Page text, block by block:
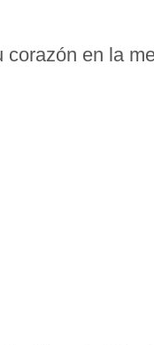
corazón en la